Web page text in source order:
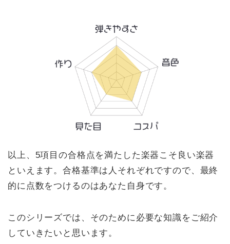
以上、5項目の合格点を満たした楽器こそ良い楽器
といえます。合格基準は人それぞれですので、最終
的に点数をつけるのはあなた自身です。
このシリーズでは、そのために必要な知識をご紹介
していきたいと思います。